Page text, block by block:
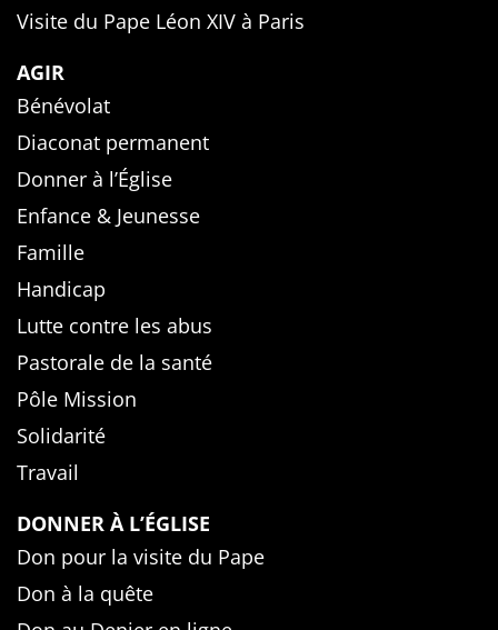
Visite du Pape Léon XIV à Paris
AGIR
Bénévolat
Diaconat permanent
Donner à l’Église
Enfance & Jeunesse
Famille
Handicap
Lutte contre les abus
Pastorale de la santé
Pôle Mission
Solidarité
Travail
DONNER À L’ÉGLISE
Don pour la visite du Pape
Don à la quête